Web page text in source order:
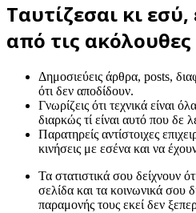
Ταυτίζεσαι κι
από τις
Δημοσιεύεις άρθρα, posts,
ότι δεν αποδίδουν.
Γνωρίζεις ότι τεχνικά είναι
διαρκώς τί είναι αυτό που δε
Παρατηρείς αντίστοιχες
κινήσεις με εσένα και να
Τα στατιστικά σου δείχνουν
σελίδα και τα κοινωνικά σου
παραμονής τους εκεί δεν